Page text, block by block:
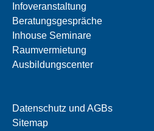
Infoveranstaltung
Beratungsgespräche
Inhouse Seminare
Raumvermietung
Ausbildungscenter
Datenschutz und AGBs
Sitemap